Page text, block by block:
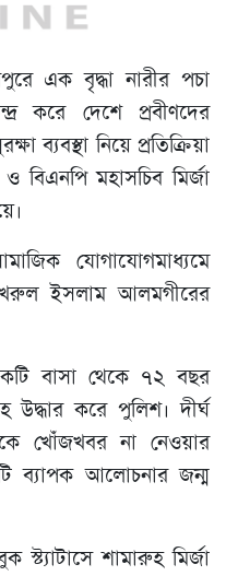
এক বৃদ্ধা নারীর পচা
করে দেশে প্রবীণদের
ব্যবস্থা নিয়ে প্রতিক্রিয়া
ও বিএনপি মহাসচিব মির্জা
যোগাযোগমাধ্যমে
ফখরুল ইসলাম আলমগীরের
বাসা থেকে ৭২ বছর
উদ্ধার করে পুলিশ। দীর্ঘ
খোঁজখবর না নেওয়ার
ব্যাপক আলোচনার জন্ম
শামারুহ মির্জা